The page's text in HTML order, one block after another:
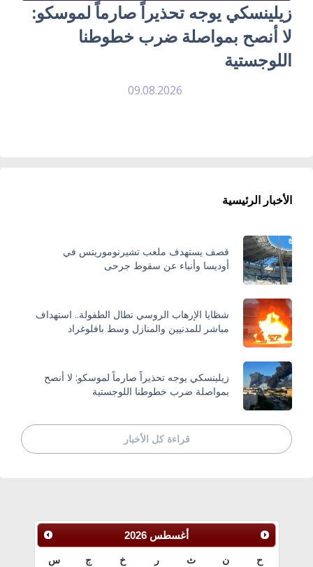
زيلينسكي يوجه تحذيراً صارماً لموسكو:
لا أنصح بمواصلة ضرب خطوطنا
اللوجستية
09.08.2026
الأخبار الرئيسية
قصف يستهدف ملعب تشيرنوموريتس في
أوديسا وأنباء عن سقوط جرحى
شظايا الإرهاب الروسي تطال الطفولة.. استهداف
مباشر للمدنيين والمنازل وسط بافلوغراد
زيلينسكي يوجه تحذيراً صارماً لموسكو: لا أنصح
بمواصلة ضرب خطوطنا اللوجستية
قراءة كل الأخبار
أغسطس 2026
ح ن ث ر خ ج س